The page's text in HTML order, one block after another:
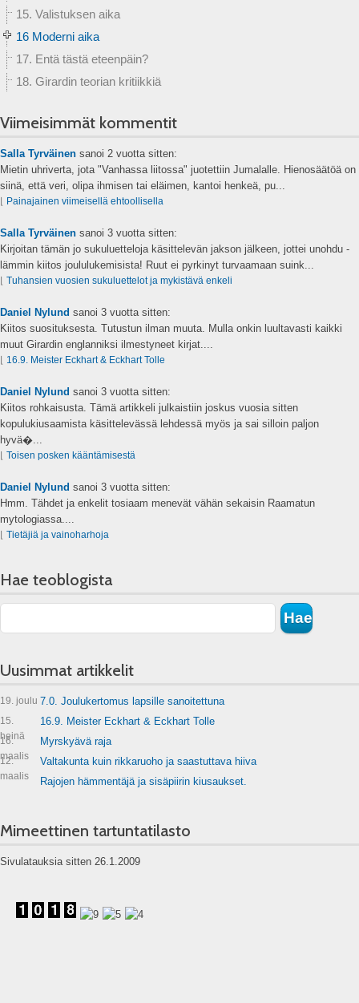
15. Valistuksen aika
16 Moderni aika
17. Entä tästä eteenpäin?
18. Girardin teorian kritiikkiä
Viimeisimmät kommentit
Salla Tyrväinen sanoi 2 vuotta sitten:
Mietin uhriverta, jota "Vanhassa liitossa" juotettiin Jumalalle. Hienosäätöä on
siinä, että veri, olipa ihmisen tai eläimen, kantoi henkeä, pu...
⌊ Painajainen viimeisellä ehtoollisella
Salla Tyrväinen sanoi 3 vuotta sitten:
Kirjoitan tämän jo sukuluetteloja käsittelevän jakson jälkeen, jottei unohdu -
lämmin kiitos joululukemisista! Ruut ei pyrkinyt turvaamaan suink...
⌊ Tuhansien vuosien sukuluettelot ja mykistävä enkeli
Daniel Nylund sanoi 3 vuotta sitten:
Kiitos suosituksesta. Tutustun ilman muuta. Mulla onkin luultavasti kaikki
muut Girardin englanniksi ilmestyneet kirjat....
⌊ 16.9. Meister Eckhart & Eckhart Tolle
Daniel Nylund sanoi 3 vuotta sitten:
Kiitos rohkaisusta. Tämä artikkeli julkaistiin joskus vuosia sitten
kopulukiusaamista käsittelevässä lehdessä myös ja sai silloin paljon
hyvä�...
⌊ Toisen posken kääntämisestä
Daniel Nylund sanoi 3 vuotta sitten:
Hmm. Tähdet ja enkelit tosiaam menevät vähän sekaisin Raamatun
mytologiassa....
⌊ Tietäjiä ja vainoharhoja
Hae teoblogista
Uusimmat artikkelit
19. joulu 7.0. Joulukertomus lapsille sanoitettuna
15.
heinä
16.9. Meister Eckhart & Eckhart Tolle
16.
maalis
Myrskyävä raja
12.
maalis
Valtakunta kuin rikkaruoho ja saastuttava hiiva
Rajojen hämmentäjä ja sisäpiirin kiusaukset.
Mimeettinen tartuntatilasto
Sivulatauksia sitten 26.1.2009